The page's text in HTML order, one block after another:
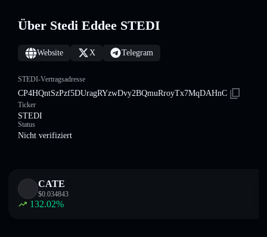
Über Stedi Eddee STEDI
Website X Telegram
STEDI-Vertragsadresse
CP4HQntSzPzf5DUragRYzwDvy2BQmuRroyTx7MqDAHnC
Ticker
STEDI
Status
Nicht verifiziert
CATE
$0.034843
132.02%